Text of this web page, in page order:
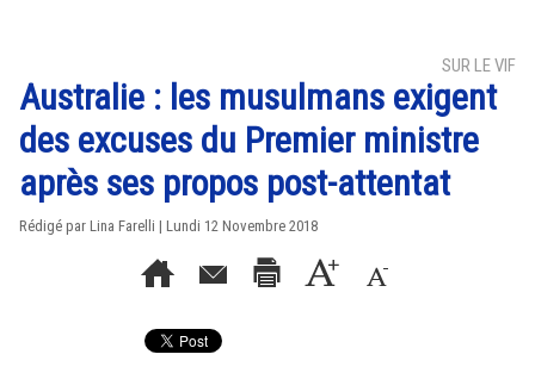
SUR LE VIF
Australie : les musulmans exigent
des excuses du Premier ministre
après ses propos post-attentat
Rédigé par Lina Farelli | Lundi 12 Novembre 2018